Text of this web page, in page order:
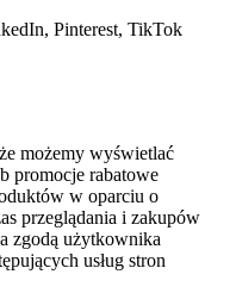
Pinterest, TikTok
możemy wyświetlać
promocje rabatowe
w oparciu o
przeglądania i zakupów
zgodą użytkownika
usług stron